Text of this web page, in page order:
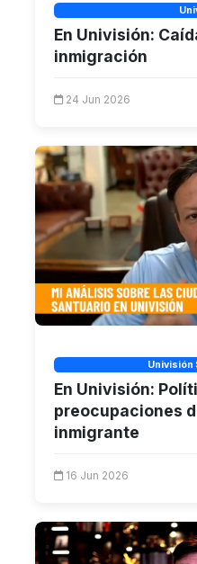
En Univisión:
inmigración
24 Jun 2026
Univisión
En Univisión:
preocupaciones
inmigrante
16 Jun 2026